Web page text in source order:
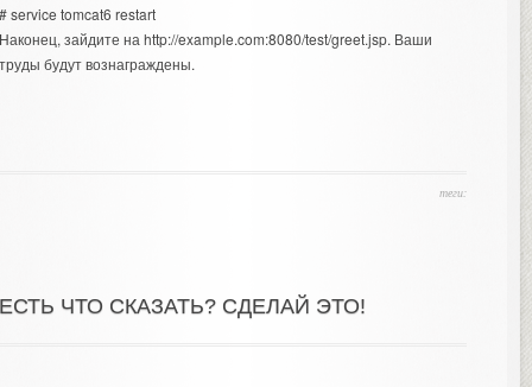
service tomcat6 restart
зайдите на http://example.com:8080/test/greet.jsp. Ваши
будут вознаграждены.
теги:
ЧТО СКАЗАТЬ? СДЕЛАЙ ЭТО!